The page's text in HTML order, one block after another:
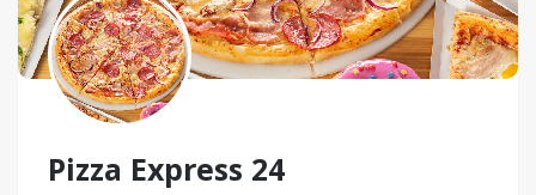
Pizza Express 24